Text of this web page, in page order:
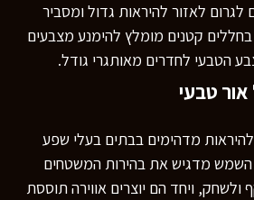
לגרום לאזור להיראות גדול ומסביר
בחללים קטנים מומלץ להימנע מצבעים
הטבעי לחדרים מאותגרי גודל.
טבעי
להיראות מדהימים בבתים בעלי שפע
השמש מדגיש את בהירות המשטחים
ויחד הם יוצרים אווירה תוססת